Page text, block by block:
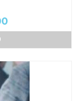
El
precio
$38,000.00.